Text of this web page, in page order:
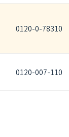
0120-0-78310
0120-007-110